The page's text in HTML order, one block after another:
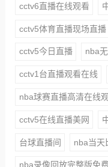
cctv6直播在线观看
cctv5体育直播现场直播
cctv5今日直播 nba
cctv1台直播观看在线
nba球赛直播高清在线
cctv5在线直播美网
台球直播间 nba当天
nba录像回放完整版免